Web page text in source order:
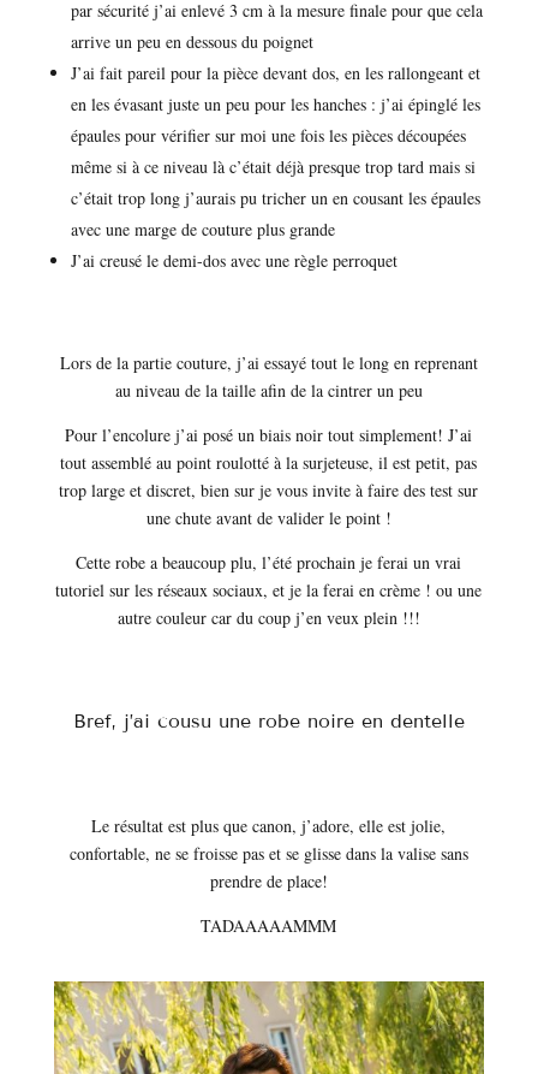
par sécurité j’ai enlevé 3 cm à la mesure finale pour que cela
arrive un peu en dessous du poignet
J’ai fait pareil pour la pièce devant dos, en les rallongeant et
en les évasant juste un peu pour les hanches : j’ai épinglé les
épaules pour vérifier sur moi une fois les pièces découpées
même si à ce niveau là c’était déjà presque trop tard mais si
c’était trop long j’aurais pu tricher un en cousant les épaules
avec une marge de couture plus grande
J’ai creusé le demi-dos avec une règle perroquet
Lors de la partie couture, j’ai essayé tout le long en reprenant
au niveau de la taille afin de la cintrer un peu
Pour l’encolure j’ai posé un biais noir tout simplement! J’ai
tout assemblé au point roulotté à la surjeteuse, il est petit, pas
trop large et discret, bien sur je vous invite à faire des test sur
une chute avant de valider le point !
Cette robe a beaucoup plu, l’été prochain je ferai un vrai
tutoriel sur les réseaux sociaux, et je la ferai en crème ! ou une
autre couleur car du coup j’en veux plein !!!
Bref, j’ai cousu une robe noire en dentelle
Le résultat est plus que canon, j’adore, elle est jolie,
confortable, ne se froisse pas et se glisse dans la valise sans
prendre de place!
TADAAAAAMMM